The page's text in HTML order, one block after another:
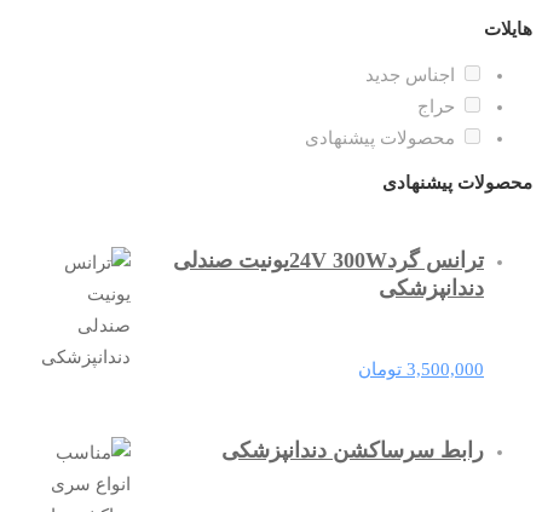
هایلات
اجناس جدید
حراج
محصولات پیشنهادی
محصولات پیشنهادی
ترانس گرد24V 300Wیونیت صندلی
دندانپزشکی
3,500,000 تومان
رابط سرساکشن دندانپزشکی